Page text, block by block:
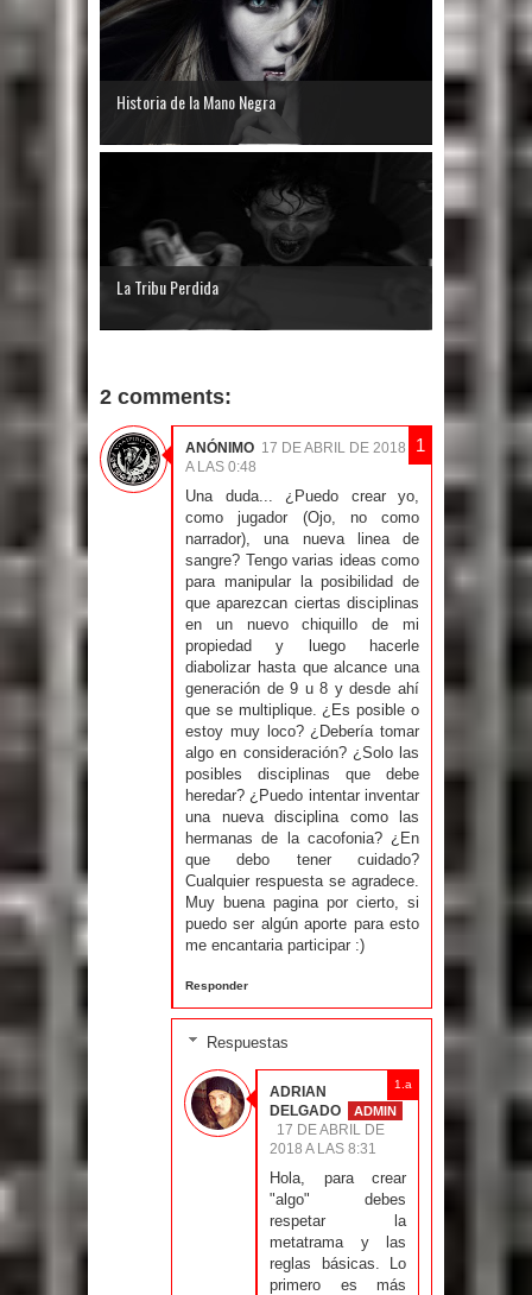
Historia de la Mano Negra
La Tribu Perdida
2 comments:
ANÓNIMO 17 DE ABRIL DE 2018
A LAS 0:48
Una duda... ¿Puedo crear yo,
como jugador (Ojo, no como
narrador), una nueva linea de
sangre? Tengo varias ideas como
para manipular la posibilidad de
que aparezcan ciertas disciplinas
en un nuevo chiquillo de mi
propiedad y luego hacerle
diabolizar hasta que alcance una
generación de 9 u 8 y desde ahí
que se multiplique. ¿Es posible o
estoy muy loco? ¿Debería tomar
algo en consideración? ¿Solo las
posibles disciplinas que debe
heredar? ¿Puedo intentar inventar
una nueva disciplina como las
hermanas de la cacofonia? ¿En
que debo tener cuidado?
Cualquier respuesta se agradece.
Muy buena pagina por cierto, si
puedo ser algún aporte para esto
me encantaria participar :)
Responder
Respuestas
ADRIAN
DELGADO
17 DE ABRIL DE
2018 A LAS 8:31
Hola, para crear
"algo" debes
respetar la
metatrama y las
reglas básicas. Lo
primero es más